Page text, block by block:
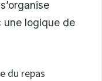
une logique de
du repas